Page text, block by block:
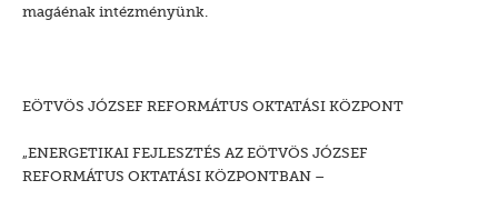
magáénak intézményünk.
EÖTVÖS JÓZSEF REFORMÁTUS OKTATÁSI KÖZPONT
„ENERGETIKAI FEJLESZTÉS AZ EÖTVÖS JÓZSEF
REFORMÁTUS OKTATÁSI KÖZPONTBAN –